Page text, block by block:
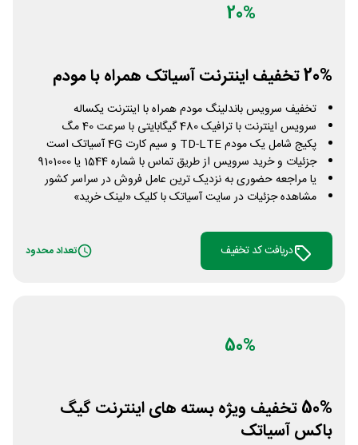
20%
20% تخفیف اینترنت آسیاتک همراه با مودم
تخفیف سرویس باندلینگ مودم همراه با اینترنت یکساله
سرویس اینترنت با ترافیک 480 گیگابایتی با سرعت 40 مگ
پکیج شامل یک مودم TD-LTE و سیم کارت 4G آسیاتک است
جزئیات و خرید سرویس از طریق تماس با شماره 1544 یا 9101000
یا مراجعه حضوری به نزدیک ترین عامل فروش در سراسر کشور
مشاهده جزئیات در سایت آسیاتک با کلیک «لینک خرید»
دریافت کد تخفیف تعداد محدود
50%
50% تخفیف ویژه بسته های اینترنت گیگ
باکس آسیاتک